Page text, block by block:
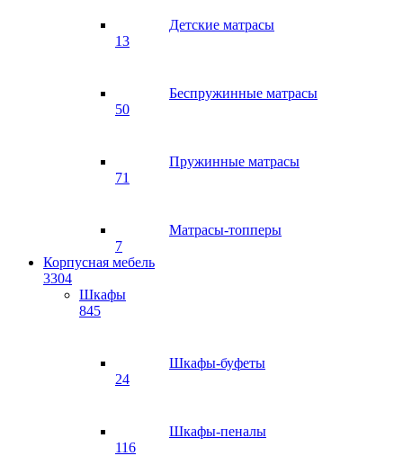
Детские матрасы
13
Беспружинные матрасы
50
Пружинные матрасы
71
Матрасы-топперы
7
Корпусная мебель
3304
Шкафы
845
Шкафы-буфеты
24
Шкафы-пеналы
116